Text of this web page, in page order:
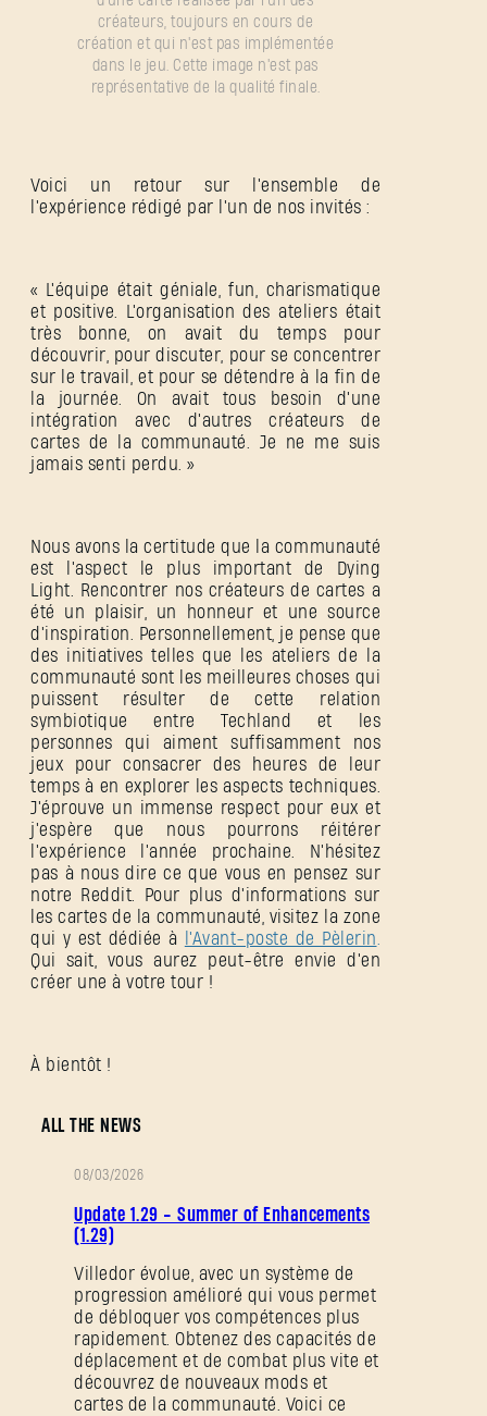
créateurs, toujours en cours de
création et qui n'est pas implémentée
dans le jeu. Cette image n'est pas
représentative de la qualité finale.
Voici un retour sur l'ensemble de
l'expérience rédigé par l'un de nos invités :
« L'équipe était géniale, fun, charismatique
et positive. L'organisation des ateliers était
très bonne, on avait du temps pour
découvrir, pour discuter, pour se concentrer
sur le travail, et pour se détendre à la fin de
la journée. On avait tous besoin d'une
intégration avec d'autres créateurs de
cartes de la communauté. Je ne me suis
jamais senti perdu. »
Nous avons la certitude que la communauté
est l'aspect le plus important de Dying
Light. Rencontrer nos créateurs de cartes a
été un plaisir, un honneur et une source
d'inspiration. Personnellement, je pense que
des initiatives telles que les ateliers de la
communauté sont les meilleures choses qui
puissent résulter de cette relation
symbiotique entre Techland et les
personnes qui aiment suffisamment nos
jeux pour consacrer des heures de leur
temps à en explorer les aspects techniques.
J'éprouve un immense respect pour eux et
j'espère que nous pourrons réitérer
l'expérience l'année prochaine. N'hésitez
pas à nous dire ce que vous en pensez sur
notre Reddit. Pour plus d'informations sur
les cartes de la communauté, visitez la zone
qui y est dédiée à
l'Avant-poste de Pèlerin
Qui sait, vous aurez peut-être envie d'en
créer une à votre tour !
À bientôt !
ALL THE NEWS
08/03/2026
Update 1.29 - Summer of Enhancements
(1.29)
Villedor évolue, avec un système de
progression amélioré qui vous permet
de débloquer vos compétences plus
rapidement. Obtenez des capacités de
déplacement et de combat plus vite et
découvrez de nouveaux mods et
cartes de la communauté. Voici ce